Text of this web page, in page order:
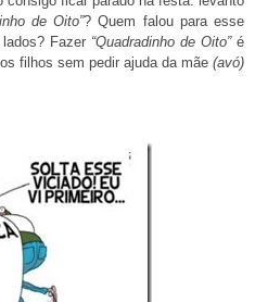
de Oito”? Quem falou para esse
Fazer “Quadradinho de Oito”é
filhos sem pedir ajuda da mãe (avó)